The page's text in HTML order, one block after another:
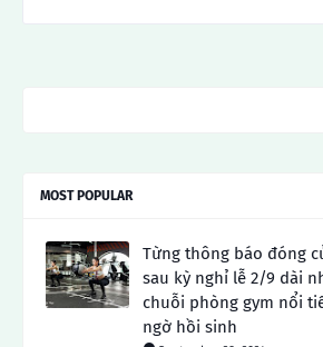
MOST POPULAR
Từng thông báo đóng
sau kỳ nghỉ lễ 2/9 dài
chuỗi phòng gym nổi
ngờ hồi sinh